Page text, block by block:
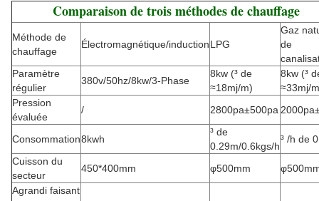
Comparaison de trois méthodes de chauffage
Méthode de
chauffage
Électromagnétique/inductionLPG
Gaz
de
Paramètre
régulier
380v/50hz/8kw/3-Phase
8kw (³ de
≈18mj/m)
8kw (³
≈33mj/
Pression
évaluée
/ 2800pa±500pa
Consommation8kwh
³ de
0.29m/0.6kgs/h
³ /h de
Cuisson du
secteur
450*400mm φ500mm
Agrandi faisant